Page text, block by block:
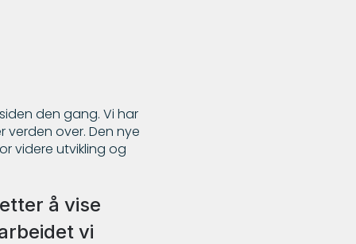
den gang. Vi har
verden over. Den nye
videre utvikling og
å vise
vi